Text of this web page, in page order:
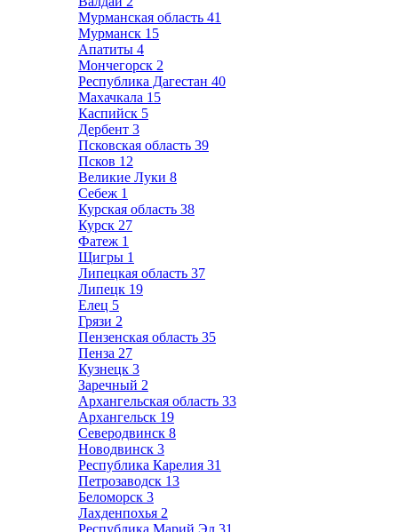
Мурманская область 41
Мурманск 15
Апатиты 4
Мончегорск 2
Республика Дагестан 40
Махачкала 15
Каспийск 5
Дербент 3
Псковская область 39
Псков 12
Великие Луки 8
Себеж 1
Курская область 38
Курск 27
Фатеж 1
Щигры 1
Липецкая область 37
Липецк 19
Елец 5
Грязи 2
Пензенская область 35
Пенза 27
Кузнецк 3
Заречный 2
Архангельская область 33
Архангельск 19
Северодвинск 8
Новодвинск 3
Республика Карелия 31
Петрозаводск 13
Беломорск 3
Лахденпохья 2
Республика Марий Эл 31